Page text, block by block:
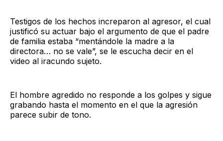
Testigos de los hechos increparon al agresor, el cual
justificó su actuar bajo el argumento de que el padre
de familia estaba “mentándole la madre a la
directora… no se vale”, se le escucha decir en el
video al iracundo sujeto.
El hombre agredido no responde a los golpes y sigue
grabando hasta el momento en el que la agresión
parece subir de tono.